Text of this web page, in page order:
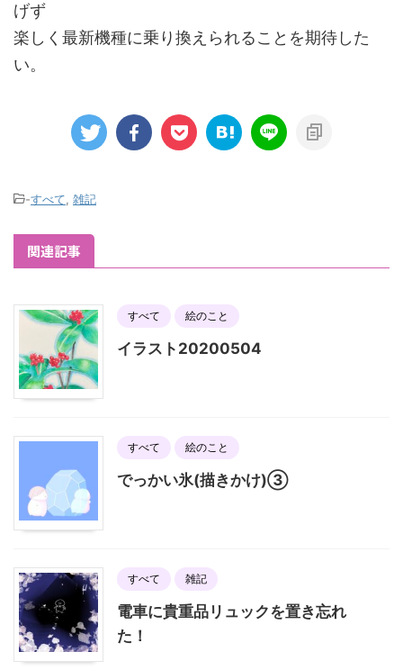
げず
楽しく最新機種に乗り換えられることを期待した
い。
-すべて 雑記
関連記事
すべて 絵のこと
イラスト20200504
すべて 絵のこと
でっかい氷(描きかけ)③
すべて 雑記
電車に貴重品リュックを置き忘れ
た！